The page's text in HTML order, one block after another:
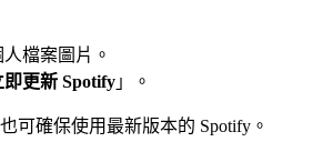
檔案圖片。
即更新 Spotify 」。
也可確保使用最新版本的 Spotify。